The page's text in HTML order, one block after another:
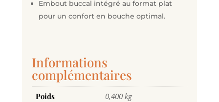
Embout buccal intégré au format plat
pour un confort en bouche optimal.
Informations
complémentaires
Poids
0,400 kg